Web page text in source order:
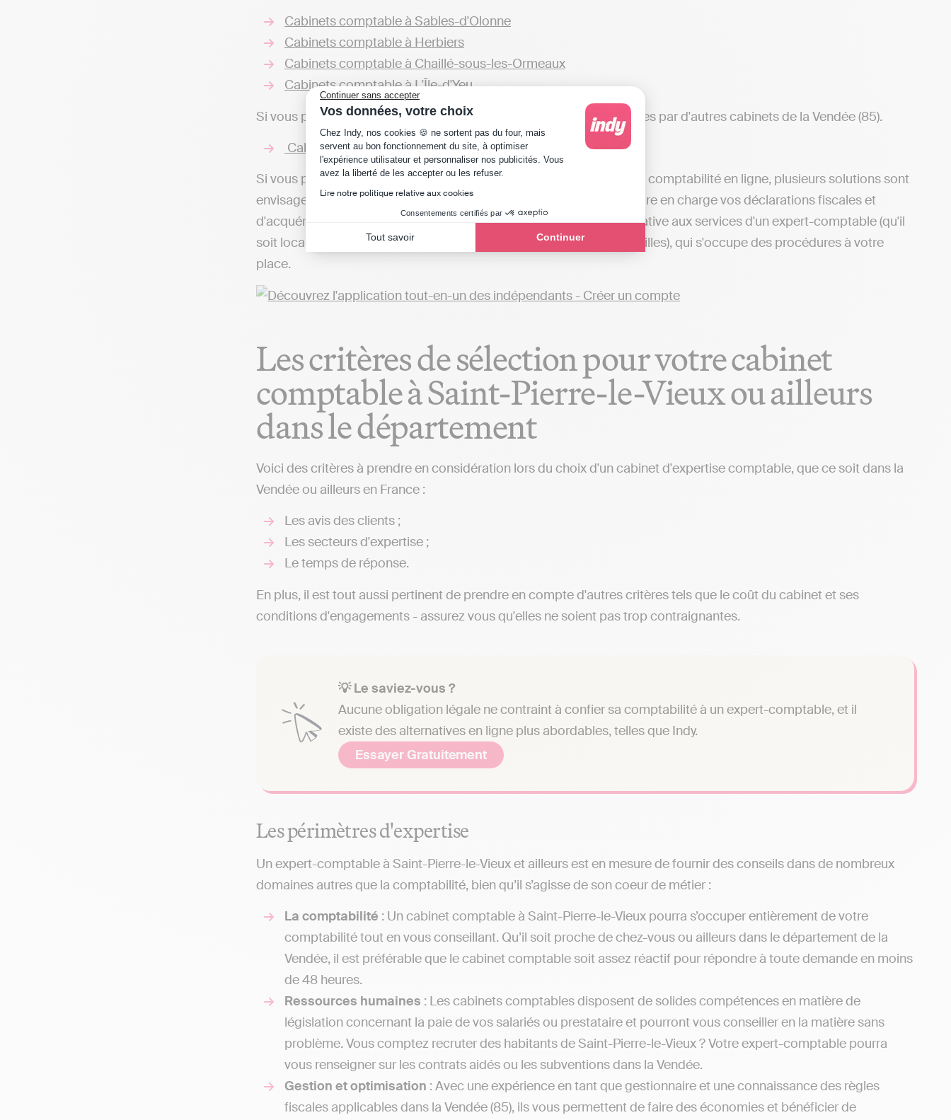
Continuer sans accepter
Vos données, votre choix
Plateforme de Gestion du Consentement : Personnalisez vos Options
Chez Indy, nos cookies 🍪 ne sortent pas du four, mais
servent au bon fonctionnement du site, à optimiser
l'expérience utilisateur et personnaliser nos publicités. Vous
avez la liberté de les accepter ou les refuser.
Lire notre politique relative aux cookies
Consentements certifiés par
Tout savoir Continuer
Axeptio consent
Cabinets comptable à Sables-d'Olonne
Cabinets comptable à Herbiers
Cabinets comptable à Chaillé-sous-les-Ormeaux
Cabinets comptable à L'Île-d'Yeu
Si vous préférez, vous pouvez explorer également les options offertes par d'autres cabinets de la Vendée (85).
Cabinets comptable dans la Vendée
Si vous préférez avoir une autonomie totale dans la gestion de votre comptabilité en ligne, plusieurs solutions sont
envisageables, telles d'Indy. Ces solutions vous permettent de prendre en charge vos déclarations fiscales et
d'acquérir une indépendance dans la gestion comptable, une alternative aux services d'un expert-comptable (qu'il
soit localisé aux environs de Saint-Pierre-le-Vieux ou dans d'autres villes), qui s'occupe des procédures à votre
place.
Les critères de sélection pour votre cabinet
comptable à Saint-Pierre-le-Vieux ou ailleurs
dans le département
Voici des critères à prendre en considération lors du choix d'un cabinet d'expertise comptable, que ce soit dans la
Vendée ou ailleurs en France :
Les avis des clients ;
Les secteurs d'expertise ;
Le temps de réponse.
En plus, il est tout aussi pertinent de prendre en compte d'autres critères tels que le coût du cabinet et ses
conditions d'engagements - assurez vous qu'elles ne soient pas trop contraignantes.
💡 Le saviez-vous ?
Aucune obligation légale ne contraint à confier sa comptabilité à un expert-comptable, et il
existe des alternatives en ligne plus abordables, telles que Indy.
Essayer Gratuitement
Les périmètres d'expertise
Un expert-comptable à Saint-Pierre-le-Vieux et ailleurs est en mesure de fournir des conseils dans de nombreux
domaines autres que la comptabilité, bien qu’il s’agisse de son coeur de métier :
La comptabilité : Un cabinet comptable à Saint-Pierre-le-Vieux pourra s’occuper entièrement de votre
comptabilité tout en vous conseillant. Qu’il soit proche de chez-vous ou ailleurs dans le département de la
Vendée, il est préférable que le cabinet comptable soit assez réactif pour répondre à toute demande en moins
de 48 heures.
Ressources humaines : Les cabinets comptables disposent de solides compétences en matière de
législation concernant la paie de vos salariés ou prestataire et pourront vous conseiller en la matière sans
problème. Vous comptez recruter des habitants de Saint-Pierre-le-Vieux ? Votre expert-comptable pourra
vous renseigner sur les contrats aidés ou les subventions dans la Vendée.
Gestion et optimisation : Avec une expérience en tant que gestionnaire et une connaissance des règles
fiscales applicables dans la Vendée (85), ils vous permettent de faire des économies et bénéficier de